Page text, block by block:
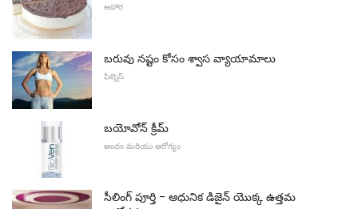
ఆహార
బరువు నష్టం కోసం శ్వాస వ్యాయామాలు
ఫిట్నెస్
బయోవోన్ క్రీమ్
అందం మరియు ఆరోగ్యం
సీలింగ్ పూర్తి - ఆధునిక డిజైన్ యొక్క ఉత్తమ